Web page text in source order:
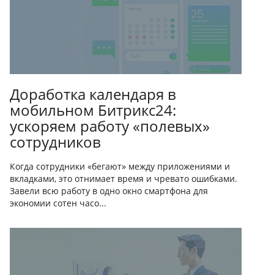
Доработка календаря в
мобильном Битрикс24:
ускоряем работу «полевых»
сотрудников
Когда сотрудники «бегают» между приложениями и
вкладками, это отнимает время и чревато ошибками.
Завели всю работу в одно окно смартфона для
экономии сотен часо...